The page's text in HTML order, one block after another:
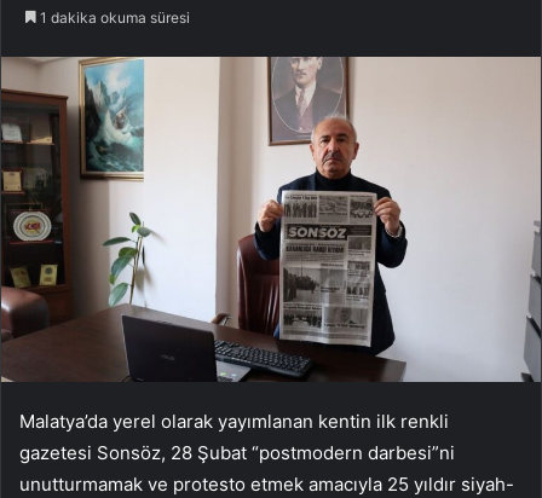
1 dakika okuma süresi
Malatya’da yerel olarak yayımlanan kentin ilk renkli
gazetesi Sonsöz, 28 Şubat “postmodern darbesi”ni
unutturmamak ve protesto etmek amacıyla 25 yıldır siyah-